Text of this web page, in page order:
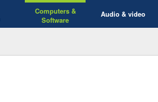
Computers &
Software
Audio & video